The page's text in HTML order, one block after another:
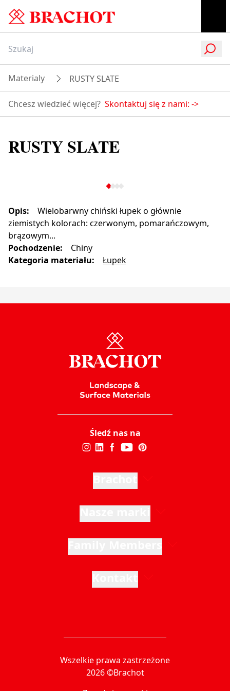
Materialy RUSTY SLATE
Chcesz wiedzieć więcej? Skontaktuj się z nami: ->
RUSTY SLATE
Opis:
Wielobarwny chiński łupek o głównie
ziemistych kolorach: czerwonym, pomarańczowym,
brązowym...
Pochodzenie:
Chiny
Kategoria materiału: Łupek
Śledź nas na
Wszelkie prawa zastrzeżone
2026 ©Brachot